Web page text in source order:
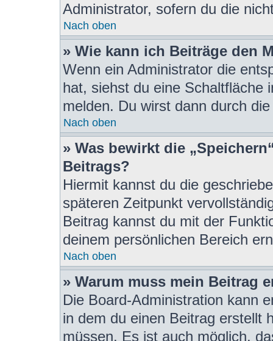
Administrator, sofern du die
Nach oben
» Wie kann ich Beiträge den
Wenn ein Administrator die
hat, siehst du eine Schaltfläche
melden. Du wirst dann durch
Nach oben
» Was bewirkt die
Beitrags?
Hiermit kannst du die
späteren Zeitpunkt
Beitrag kannst du mit der
deinem persönlichen Bereich
Nach oben
» Warum muss mein Beitrag
Die Board-Administration kann
in dem du einen Beitrag erstellt
müssen. Es ist auch möglich,